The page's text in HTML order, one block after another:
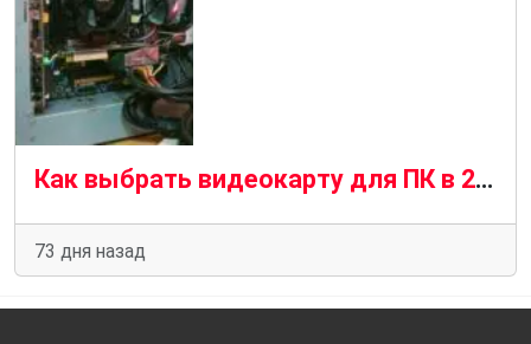
Как выбрать видеокарту для ПК в 2026 году — подробное руководство
73 дня назад